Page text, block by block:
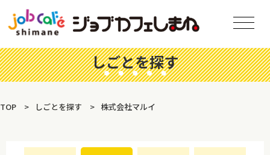
しごとを探す
TOP しごとを探す 株式会社マルイ